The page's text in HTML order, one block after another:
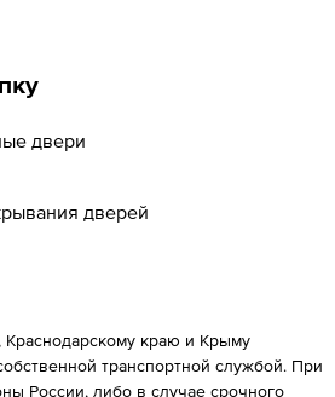
двери
дверей
Краснодарскому краю и Крыму
транспортной службой. При
России, либо в случае срочного